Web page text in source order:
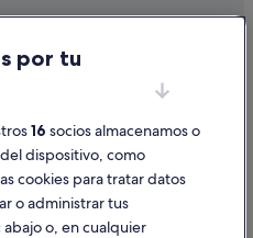
denunciar contenido
por tu
16 socios almacenamos o
dispositivo, como
cookies para tratar datos
o administrar tus
o, en cualquier